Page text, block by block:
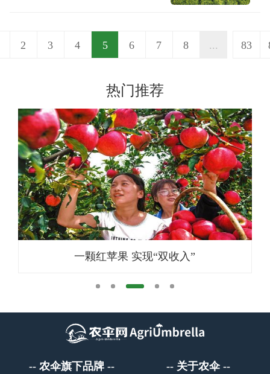
2 3 4 5 6 7 8 ... 83
热门推荐
一颗红苹果 实现“双收入”
农伞旗下品牌 关于农伞